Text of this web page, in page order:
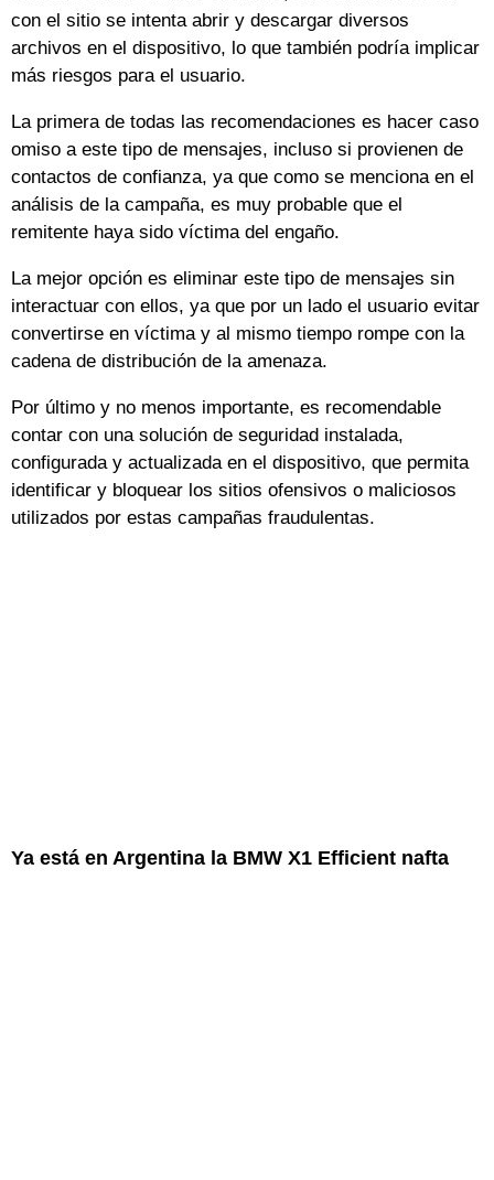
con el sitio se intenta abrir y descargar diversos
archivos en el dispositivo, lo que también podría implicar
más riesgos para el usuario.
La primera de todas las recomendaciones es hacer caso
omiso a este tipo de mensajes, incluso si provienen de
contactos de confianza, ya que como se menciona en el
análisis de la campaña, es muy probable que el
remitente haya sido víctima del engaño.
La mejor opción es eliminar este tipo de mensajes sin
interactuar con ellos, ya que por un lado el usuario evitar
convertirse en víctima y al mismo tiempo rompe con la
cadena de distribución de la amenaza.
Por último y no menos importante, es recomendable
contar con una solución de seguridad instalada,
configurada y actualizada en el dispositivo, que permita
identificar y bloquear los sitios ofensivos o maliciosos
utilizados por estas campañas fraudulentas.
Ya está en Argentina la BMW X1 Efficient nafta